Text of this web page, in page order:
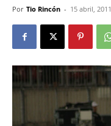
Por Tio Rincón - 15 abril, 2011